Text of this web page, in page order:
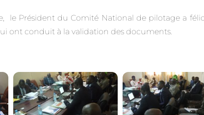
le Président du Comité National de pilotage a
ont conduit à la validation des documents.